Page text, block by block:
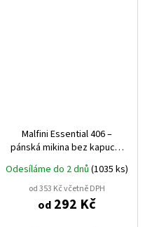
Malfini Essential 406 –
pánská mikina bez kapuce,
kvalitní a pohodlná, vhodná
pro potisk i výšivku
Odesíláme do 2 dnů (1035 ks)
od 353 Kč včetně DPH
od292 Kč